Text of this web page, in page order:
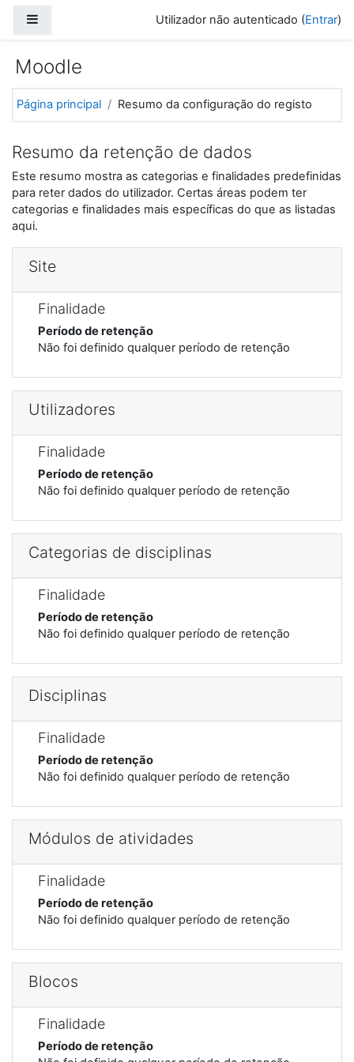
Utilizador não autenticado (Entrar)
Moodle
Página principal Resumo da configuração do registo
Resumo da retenção de dados
Este resumo mostra as categorias e finalidades predefinidas
para reter dados do utilizador. Certas áreas podem ter
categorias e finalidades mais específicas do que as listadas
aqui.
Site
Finalidade
Período de retenção
Não foi definido qualquer período de retenção
Utilizadores
Finalidade
Período de retenção
Não foi definido qualquer período de retenção
Categorias de disciplinas
Finalidade
Período de retenção
Não foi definido qualquer período de retenção
Disciplinas
Finalidade
Período de retenção
Não foi definido qualquer período de retenção
Módulos de atividades
Finalidade
Período de retenção
Não foi definido qualquer período de retenção
Blocos
Finalidade
Período de retenção